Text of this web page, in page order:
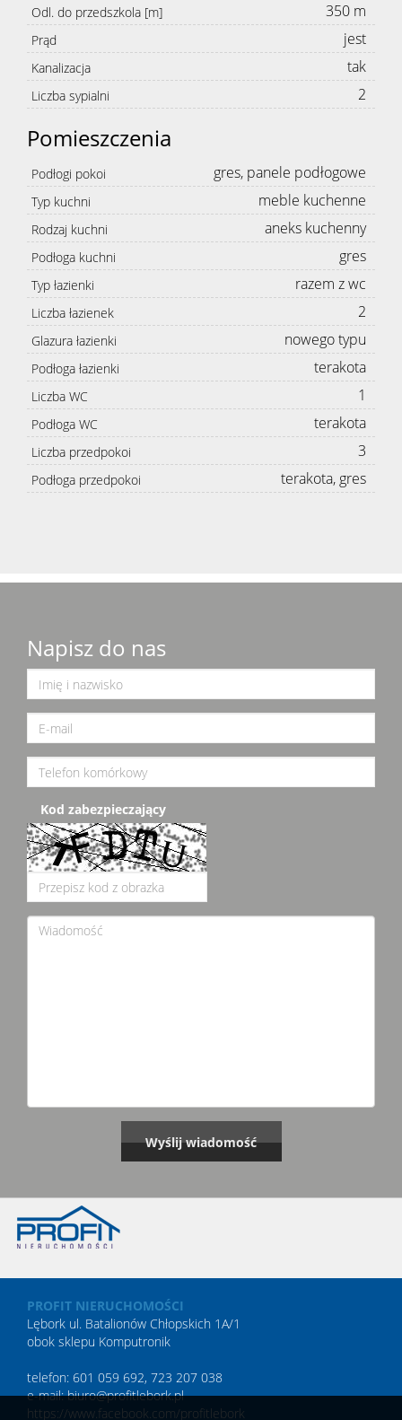
Odl. do przedszkola [m] 350 m
Prąd jest
Kanalizacja tak
Liczba sypialni 2
Pomieszczenia
Podłogi pokoi gres, panele podłogowe
Typ kuchni meble kuchenne
Rodzaj kuchni aneks kuchenny
Podłoga kuchni gres
Typ łazienki razem z wc
Liczba łazienek 2
Glazura łazienki nowego typu
Podłoga łazienki terakota
Liczba WC 1
Podłoga WC terakota
Liczba przedpokoi 3
Podłoga przedpokoi terakota, gres
Napisz do nas
Kod zabezpieczający
PROFIT NIERUCHOMOŚCI
Lębork ul. Batalionów Chłopskich 1A/1
obok sklepu Komputronik
telefon: 601 059 692, 723 207 038
e-mail: biuro@profitlebork.pl
https://www.facebook.com/profitlebork